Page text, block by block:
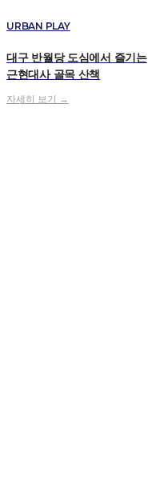
URBAN PLAY
대구 반월당 도심에서 즐기는
근현대사 골목 산책
자세히 보기 →